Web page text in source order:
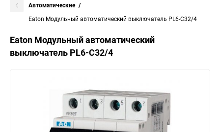
Автоматические
Eaton Модульный автоматический выключатель PL6-C32/4
Eaton Модульный автоматический
выключатель PL6-C32/4